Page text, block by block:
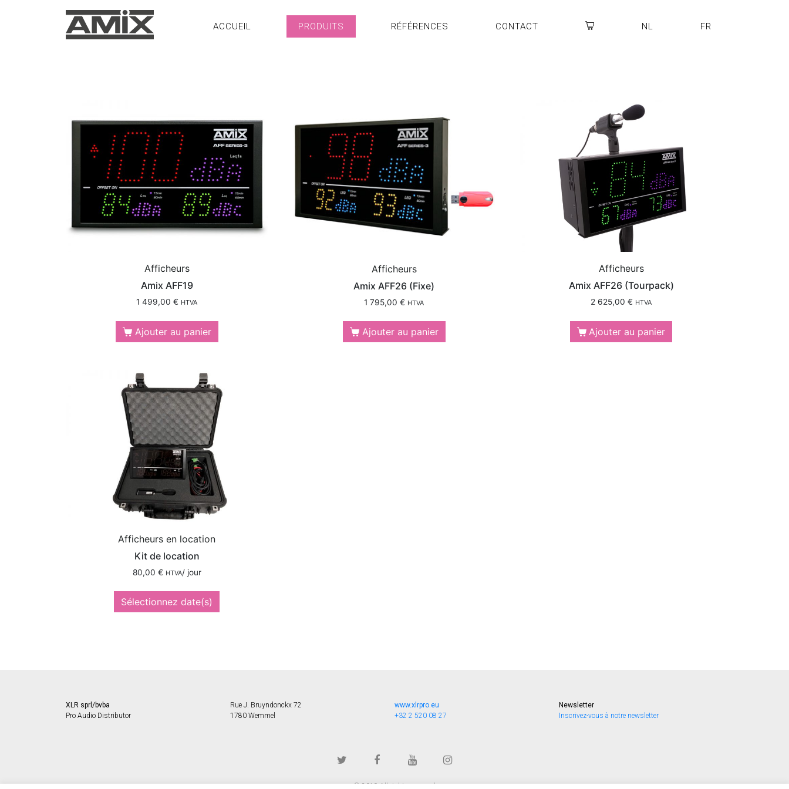
ACCUEIL PRODUITS RÉFÉRENCES CONTACT NL FR
Afficheurs
Amix AFF19
1 499,00€ HTVA
Ajouter au panier
Afficheurs
Amix AFF26 (Fixe)
1 795,00€ HTVA
Ajouter au panier
Afficheurs
Amix AFF26 (Tourpack)
2 625,00€ HTVA
Ajouter au panier
Afficheurs en location
Kit de location
80,00 € HTVA/ jour
Sélectionnez date(s)
XLR sprl/bvba
Pro Audio Distributor
Rue J. Bruyndonckx 72
1780 Wemmel
www.xlrpro.eu
+32 2 520 08 27
Newsletter
Inscrivez-vous à notre newsletter
© 2019 All rights reserved